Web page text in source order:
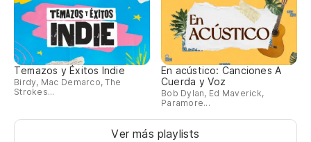
Temazos y Éxitos Indie
Birdy, Mac Demarco, The
Strokes...
En acústico: Canciones A
Cuerda y Voz
Bob Dylan, Ed Maverick,
Paramore...
Ver más playlists